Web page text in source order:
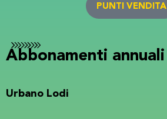
PUNTI VENDITA
Abbonamenti annuali
Urbano Lodi